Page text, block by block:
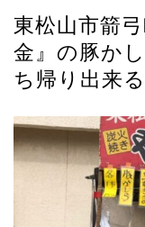
東松山市箭
金』の豚か
ち帰り出来る